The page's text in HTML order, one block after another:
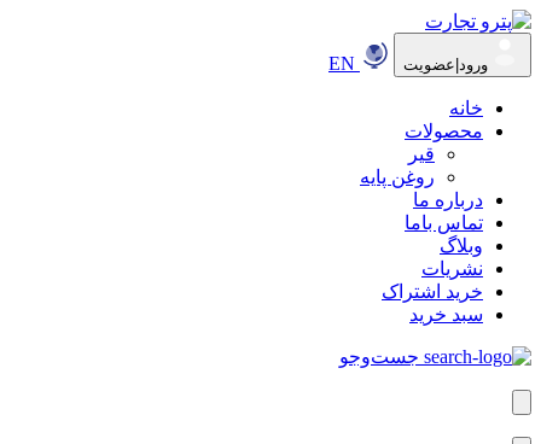
ورود|عضویت
خانه
محصولات
قیر
روغن پایه
درباره ما
تماس باما
وبلاگ
نشریات
خرید اشتراک
سبد خرید
جست‌وجو